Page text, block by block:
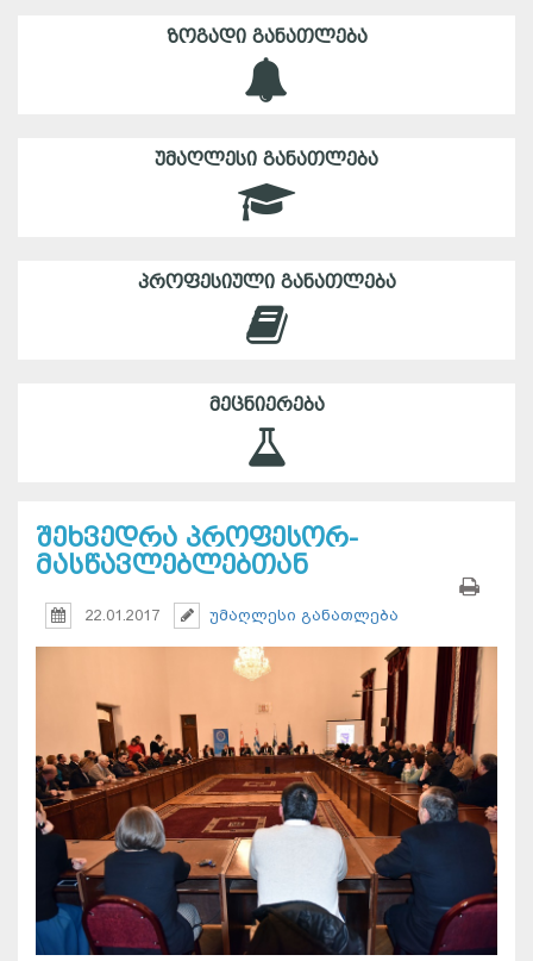
ᲖᲝᲒᲐᲓᲘ ᲒᲐᲜᲐᲗᲚᲔᲑᲐ
ᲣᲛᲐᲦᲚᲔᲡᲘ ᲒᲐᲜᲐᲗᲚᲔᲑᲐ
ᲞᲠᲝᲤᲔᲡᲘᲣᲚᲘ ᲒᲐᲜᲐᲗᲚᲔᲑᲐ
ᲛᲔᲪᲜᲘᲔᲠᲔᲑᲐ
შეხვედრა პროფესორ-
მასწავლებლებთან
22.01.2017 უმაღლესი განათლება